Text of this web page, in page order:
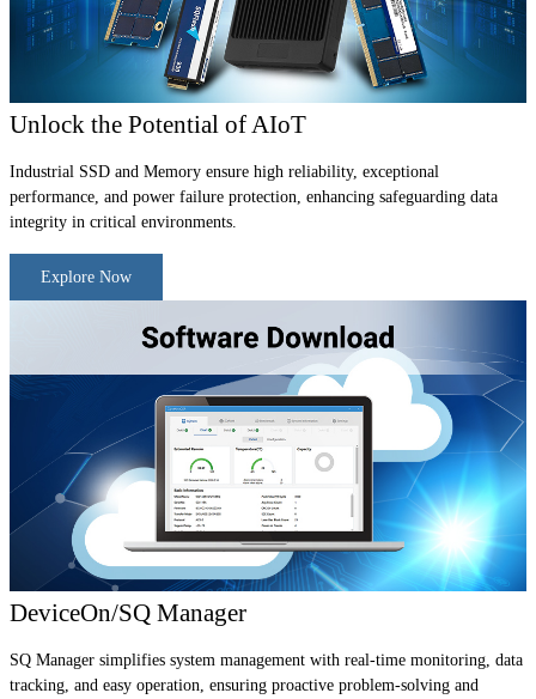
Unlock the Potential of AIoT
Industrial SSD and Memory ensure high reliability, exceptional
performance, and power failure protection, enhancing safeguarding data
integrity in critical environments.
Explore Now
DeviceOn/SQ Manager
SQ Manager simplifies system management with real-time monitoring, data
tracking, and easy operation, ensuring proactive problem-solving and